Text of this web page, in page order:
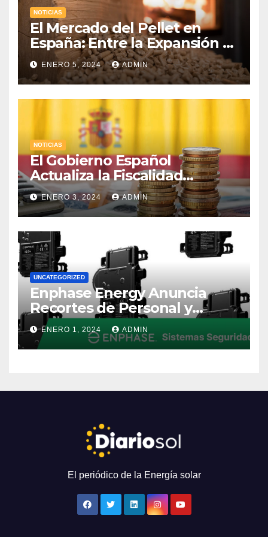
NOTICIAS
El Mercado del Pellet en
España: Entre la Expansión y
los Desafíos Económicos
ENERO 5, 2024 ADMIN
NOTICIAS
El Gobierno Español
Actualiza la Fiscalidad
Energética: Impuestos,
Protección al Consumidor y
Apoyo a la Industria
Electrointensiva
ENERO 3, 2024 ADMIN
UNCATEGORIZED
Enphase Energy Anuncia
Recortes de Personal y
Reestructuración Global
ENERO 1, 2024 ADMIN
El periódico de la Energía solar